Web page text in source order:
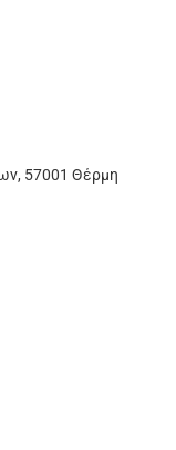
57001 Θέρμη